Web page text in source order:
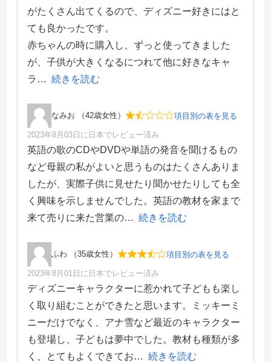
価格・料金
3
学習効果
サポート体制
3
デザイン性
2
がたくさん出てくるので、ディズニー好きにはと
ても良かったです。
赤ちゃんの時に購入し、ずっと使ってきました
が、子供が大きくなるにつれて他に好きなキャ
ラ
続きを読む
なみお （42歳女性） 項目別の表を見る
項目別評価
価格・料金
1
学習効果
1
サポート体制
3
デザイン性
1
2023年8月03日に日本でレビュー済み
英語の歌のCDやDVDや単語の発音を聞けるもの
など母親の私がよいと思うものはたくさんありま
したが、実際子供に見せたり聞かせたりしても全
く興味を示しませんでした。英語の教材を家まで
来て売りに来た営業の
続きを読む
ふわ （35歳女性） 項目別の表を見る
項目別評価
価格・料金
4
学習効果
3
サポート体制
5
デザイン性
2
2023年8月01日に日本でレビュー済み
ディズニーキャラクターに惹かれて子どもも楽し
く取り組むことができたと思います。ミッキーミ
ニーだけでなく、アナ雪など最近のキャラクター
も登場し、子どもは夢中でした。教材も種類が多
く、とてもよくできてお
続きを読む